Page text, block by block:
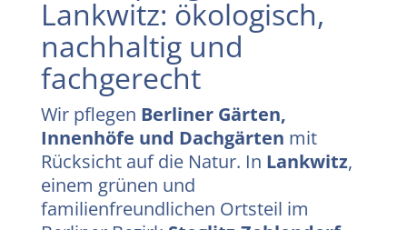
Lankwitz: ökologisch,
nachhaltig und
fachgerecht
Wir pflegen Berliner Gärten,
Innenhöfe und Dachgärten mit
Rücksicht auf die Natur. In Lankwitz,
einem grünen und
familienfreundlichen Ortsteil im